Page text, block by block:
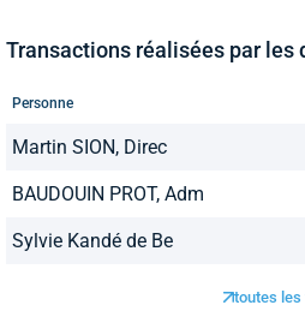
Transactions réalisées par les
Personne
Martin SION, Direc
BAUDOUIN PROT, Adm
Sylvie Kandé de Be
toutes